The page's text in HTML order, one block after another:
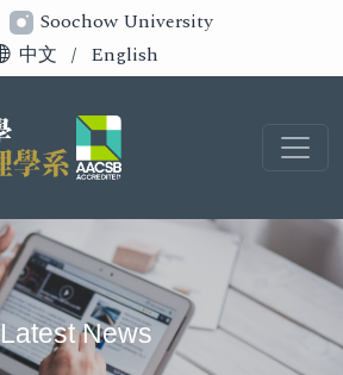
Soochow University
中文 / English
Latest News